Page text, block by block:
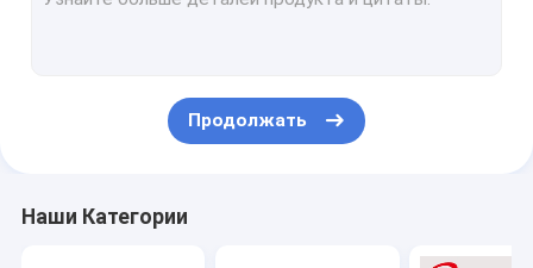
Продолжать
Наши Категории